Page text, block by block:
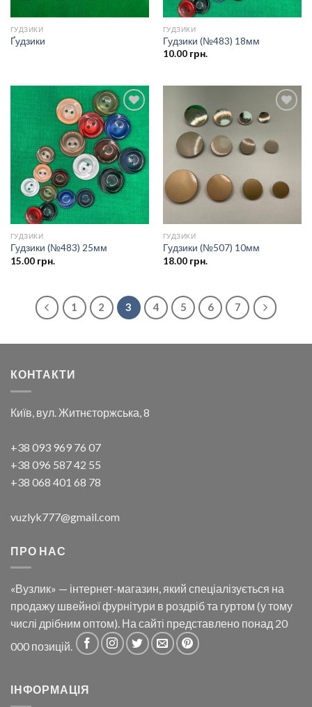
ГУДЗИКИ
Ґудзики
ГУДЗИКИ
Гудзики (№483) 18мм
10.00грн.
Додати
до
списку
бажань
ГУДЗИКИ
Гудзики (№483) 25мм
15.00грн.
Додати
списку
бажань
ГУДЗИКИ
Гудзики (№507) 10мм
18.00грн.
1 2 3 4 5 6 7
КОНТАКТИ
Київ, вул. Житнєторжська, 8
+38 093 969 76 07
+38 096 587 42 55
+38 068 401 68 78
vuzlyk777@gmail.com
ПРО НАС
«Вузлик» — інтернет-магазин, який спеціалізується на
продажу швейної фурнітури в роздріб та гуртом (у тому
числі дрібним оптом). На сайті представлено понад 20
000 позицій.
ІНФОРМАЦІЯ